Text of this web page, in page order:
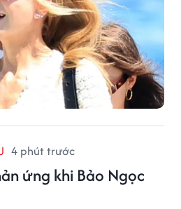
4 phút trước
ứng khi Bảo Ngọc